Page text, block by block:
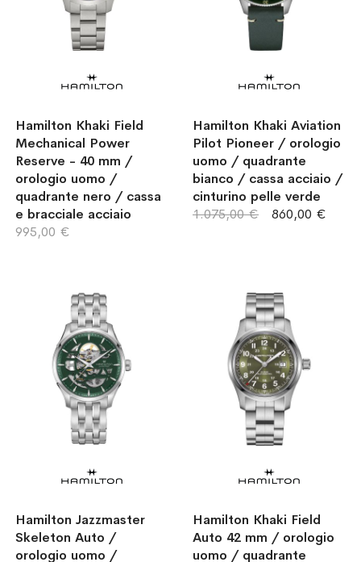
Hamilton Khaki Field
Mechanical Power
Reserve - 40 mm /
orologio uomo /
quadrante nero / cassa
e bracciale acciaio
995,00 €
Hamilton Khaki Aviation
Pilot Pioneer / orologio
uomo / quadrante
bianco / cassa acciaio /
cinturino pelle verde
860,00 €
1.075,00 €
Hamilton Jazzmaster
Skeleton Auto /
orologio uomo /
Hamilton Khaki Field
Auto 42 mm / orologio
uomo / quadrante